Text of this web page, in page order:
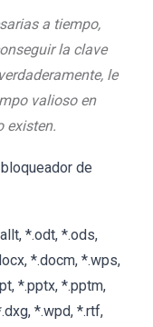
a tiempo,
la clave
le
valioso en
existen.
de
*.odt, *.ods,
*.docm, *.wps,
*.pptx, *.pptm,
*.wpd, *.rtf,